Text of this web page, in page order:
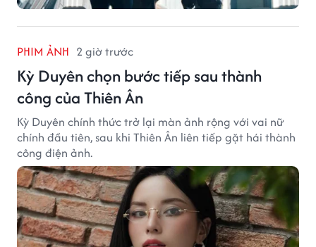
PHIM ẢNH 2 giờ trước
Kỳ Duyên chọn bước tiếp sau thành
công của Thiên Ân
Kỳ Duyên chính thức trở lại màn ảnh rộng với vai nữ
chính đầu tiên, sau khi Thiên Ân liên tiếp gặt hái thành
công điện ảnh.